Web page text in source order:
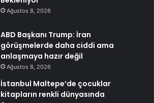
Ağustos 8, 2026
ABD Başkanı Trump: İran
görüşmelerde daha ciddi ama
anlaşmaya hazır değil
Ağustos 8, 2026
İstanbul Maltepe’de çocuklar
kitapların renkli dünyasında